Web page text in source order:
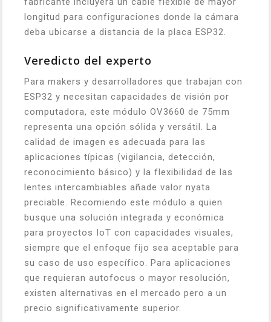
longitud para configuraciones donde la cámara
deba ubicarse a distancia de la placa ESP32.
Veredicto del experto
Para makers y desarrolladores que trabajan con
ESP32 y necesitan capacidades de visión por
computadora, este módulo OV3660 de 75mm
representa una opción sólida y versátil. La
calidad de imagen es adecuada para las
aplicaciones típicas (vigilancia, detección,
reconocimiento básico) y la flexibilidad de las
lentes intercambiables añade valor nyata
preciable. Recomiendo este módulo a quien
busque una solución integrada y económica
para proyectos IoT con capacidades visuales,
siempre que el enfoque fijo sea aceptable para
su caso de uso específico. Para aplicaciones
que requieran autofocus o mayor resolución,
existen alternativas en el mercado pero a un
precio significativamente superior.